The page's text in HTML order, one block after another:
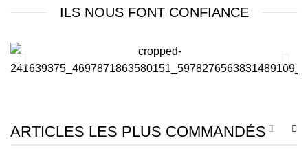
ILS NOUS FONT CONFIANCE
ARTICLES LES PLUS COMMANDÉS